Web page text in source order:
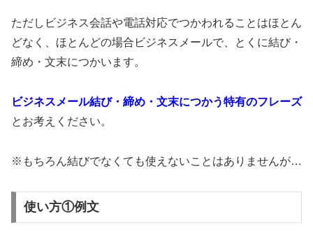
ただしビジネス会話や電話対応でつかわれることはほとん
どなく、ほとんどの場合ビジネスメールで、とくに結び・
締め・文末につかいます。
ビジネスメール結び・締め・文末につかう特有のフレーズ
とお考えください。
※もちろん結びでなくても使えないことはありませんが…
使い方①例文